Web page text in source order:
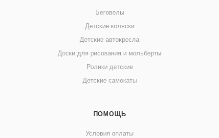
Беговелы
Детские коляски
Детские автокресла
Доски для рисования и мольберты
Ролики детские
Детские самокаты
ПОМОЩЬ
Условия оплаты